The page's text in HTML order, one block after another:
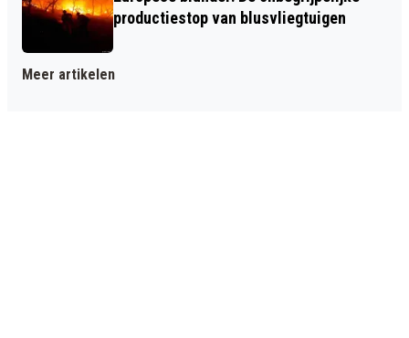
productiestop van blusvliegtuigen
Meer artikelen